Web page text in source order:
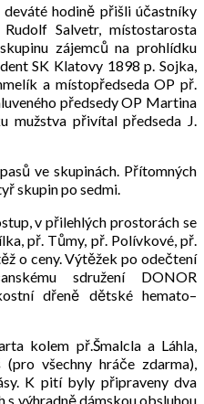
hodině přišli účastníky
Salvetr, místostarosta
zájemců na prohlídku
SK Klatovy 1898 p. Sojka,
a místopředseda OP př.
předsedy OP Martina
mužstva přivítal předseda J.
ve skupinách. Přítomných
skupin po sedmi.
v přilehlých prostorách se
př. Tůmy, př. Polívkové, př.
o ceny. Výtěžek po odečtení
sdružení DONOR
dřeně dětské hemato–
kolem př.Šmalcla a Láhla,
všechny hráče zdarma),
K pití byly připraveny dva
s výhradně dámskou obsluhou